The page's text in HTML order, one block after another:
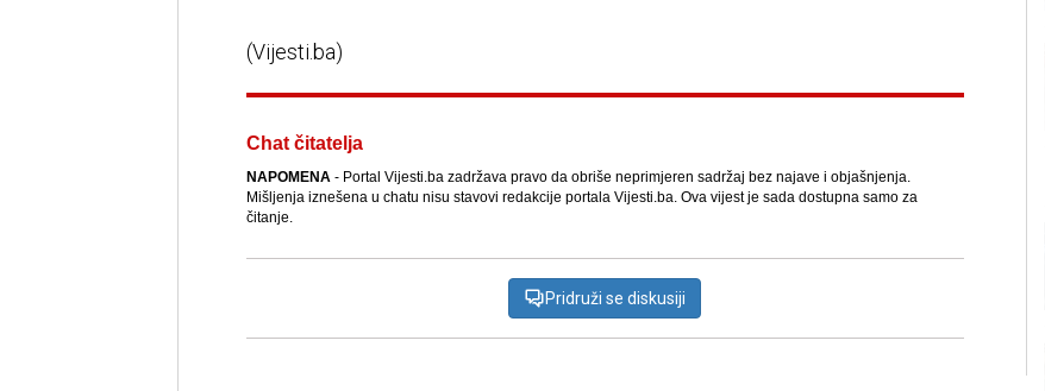
(Vijesti.ba)
Chat čitatelja
NAPOMENA- Portal Vijesti.ba zadržava pravo da obriše neprimjeren sadržaj bez najave i objašnjenja.
Mišljenja iznešena u chatu nisu stavovi redakcije portala Vijesti.ba. Ova vijest je sada dostupna samo za
čitanje.
Pridruži se diskusiji